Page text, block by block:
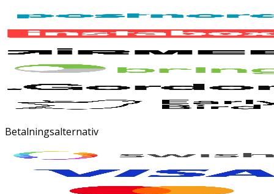
Betalningsalternativ